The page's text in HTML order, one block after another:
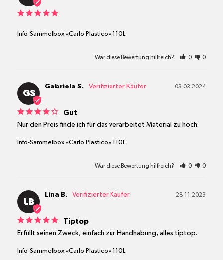
Info-Sammelbox «Carlo Plastico» 110L
War diese Bewertung hilfreich? 0 0
GS
03.03.2024
Gabriela S.
Gut
Nur den Preis finde ich für das verarbeitet Material zu hoch.
Info-Sammelbox «Carlo Plastico» 110L
War diese Bewertung hilfreich? 0 0
LB
28.11.2023
Lina B.
Tiptop
Erfüllt seinen Zweck, einfach zur Handhabung, alles tiptop.
Info-Sammelbox «Carlo Plastico» 110L